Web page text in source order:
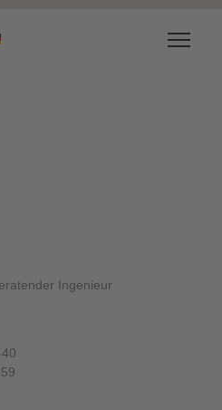
Ingenieur